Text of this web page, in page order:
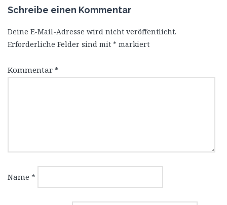
Schreibe einen Kommentar
Deine E-Mail-Adresse wird nicht veröffentlicht.
Erforderliche Felder sind mit * markiert
Kommentar *
Name *